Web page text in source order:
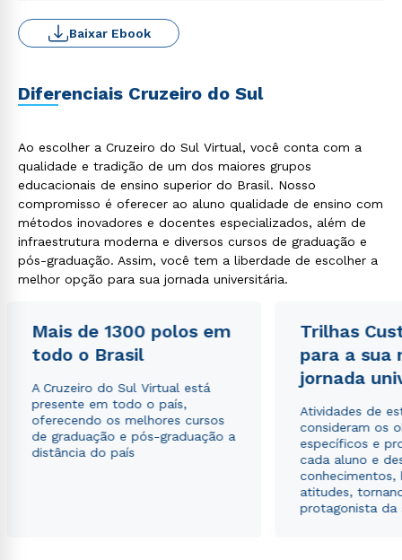
Baixar Ebook
Diferenciais Cruzeiro do Sul
Ao escolher a Cruzeiro do Sul Virtual, você conta com a
qualidade e tradição de um dos maiores grupos
educacionais de ensino superior do Brasil. Nosso
compromisso é oferecer ao aluno qualidade de ensino com
métodos inovadores e docentes especializados, além de
infraestrutura moderna e diversos cursos de graduação e
pós-graduação. Assim, você tem a liberdade de escolher a
melhor opção para sua jornada universitária.
Mais de 1300 polos em
todo o Brasil
A Cruzeiro do Sul Virtual está
presente em todo o país,
oferecendo os melhores cursos
de graduação e pós-graduação a
distância do país
Trilhas
para a sua
jornada
Atividades de
consideram os
específicos e
cada aluno e
conhecimentos,
atitudes,
protagonista da